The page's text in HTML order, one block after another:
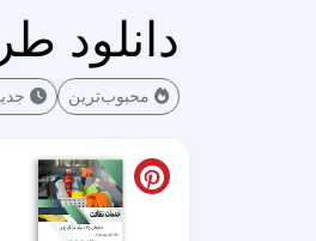
دانلود
محبوب‌ترین